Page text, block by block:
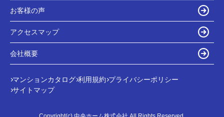
お客様の声
アクセスマップ
会社概要
マンションカタログ 利用規約 プライバシーポリシー
サイトマップ